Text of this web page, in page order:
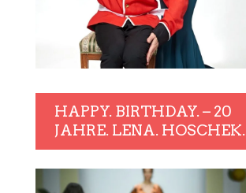
HAPPY. BIRTHDAY. – 20
JAHRE. LENA. HOSCHEK.